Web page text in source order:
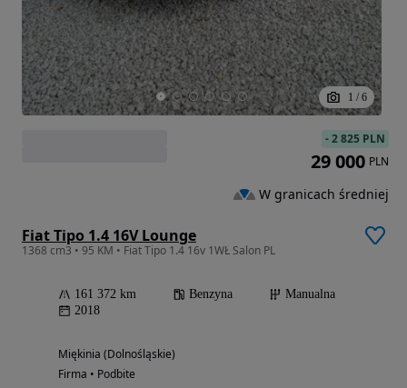
1 / 6
Fiat Tipo 1.4 16V Lounge
1368 cm3 • 95 KM • Fiat Tipo 1.4 16v 1WŁ Salon PL
161 372 km Benzyna
Manualna
2018
Miękinia (Dolnośląskie)
Firma • Podbite
-2 825 PLN
29 000 PLN
W granicach średniej